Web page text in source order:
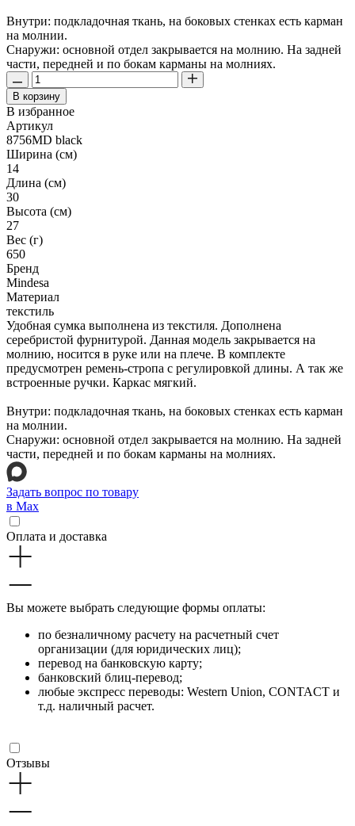
Внутри: подкладочная ткань, на боковых стенках есть карман
на молнии.
Снаружи: основной отдел закрывается на молнию. На задней
части, передней и по бокам карманы на молниях.
В корзину
В избранное
Артикул
8756MD black
Ширина (см)
14
Длина (см)
30
Высота (см)
27
Вес (г)
650
Бренд
Mindesa
Материал
текстиль
Удобная сумка выполнена из текстиля. Дополнена
серебристой фурнитурой. Данная модель закрывается на
молнию, носится в руке или на плече. В комплекте
предусмотрен ремень-стропа с регулировкой длины. А так же
встроенные ручки. Каркас мягкий.
Внутри: подкладочная ткань, на боковых стенках есть карман
на молнии.
Снаружи: основной отдел закрывается на молнию. На задней
части, передней и по бокам карманы на молниях.
Задать вопрос по товару
в Max
Оплата и доставка
Вы можете выбрать следующие формы оплаты:
по безналичному расчету на расчетный счет
организации (для юридических лиц);
перевод на банковскую карту;
банковский блиц-перевод;
любые экспресс переводы: Western Union, CONTACT и
т.д. наличный расчет.
Отзывы